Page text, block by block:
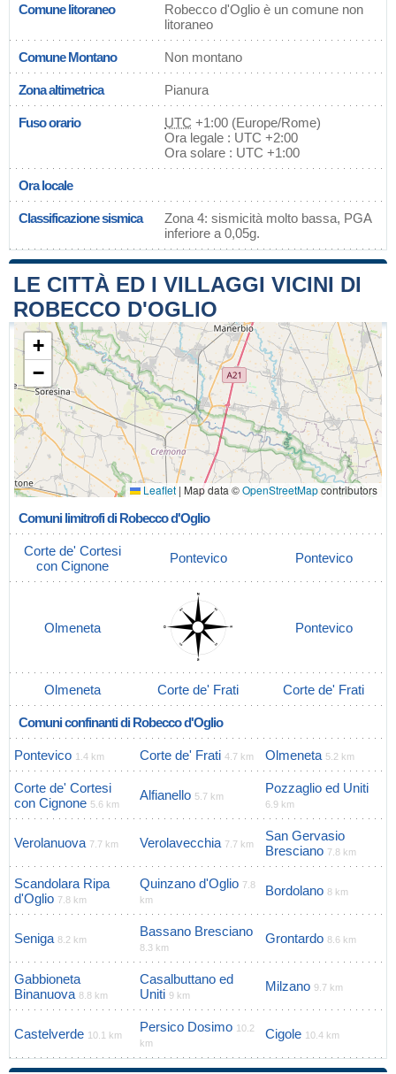
Comune litoraneo
Robecco d'Oglio è un comune non
litoraneo
Comune Montano Non montano
Zona altimetrica Pianura
Fuso orario UTC +1:00 (Europe/Rome)
Ora legale : UTC +2:00
Ora solare : UTC +1:00
Ora locale
Classificazione sismica
Zona 4: sismicità molto bassa, PGA
inferiore a 0,05g.
LE CITTÀ ED I VILLAGGI VICINI DI
ROBECCO D'OGLIO
+
−
Leaflet | Map data ©OpenStreetMapcontributors
Comuni limitrofi di Robecco d'Oglio
Corte de' Cortesi
con Cignone
Pontevico Pontevico
Olmeneta Pontevico
Olmeneta Corte de' Frati Corte de' Frati
Comuni confinanti di Robecco d'Oglio
Pontevico 1.4 km Corte de' Frati 4.7 km Olmeneta 5.2 km
Corte de' Cortesi
con Cignone 5.6 km
Alfianello 5.7 km
Pozzaglio ed Uniti
6.9 km
Verolanuova 7.7 km Verolavecchia 7.7 km
San Gervasio
Bresciano 7.8 km
Scandolara Ripa
d'Oglio 7.8 km
Quinzano d'Oglio 7.8
km
Bordolano 8 km
Seniga 8.2 km
Bassano Bresciano
8.3 km
Grontardo 8.6 km
Gabbioneta
Binanuova 8.8 km
Casalbuttano ed
Uniti 9 km
Milzano 9.7 km
Castelverde 10.1 km
Persico Dosimo 10.2
km
Cigole 10.4 km